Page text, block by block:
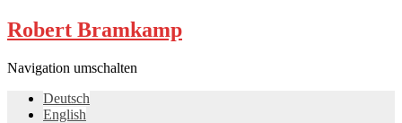
Robert Bramkamp
Navigation umschalten
Deutsch
English